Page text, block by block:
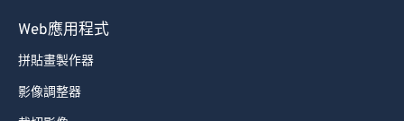
Web應用程式
拼貼畫製作器
影像調整器